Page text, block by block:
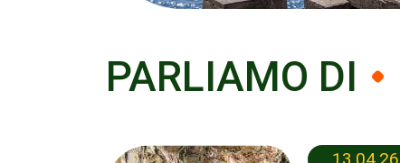
PARLIAMO DI
13.04.26